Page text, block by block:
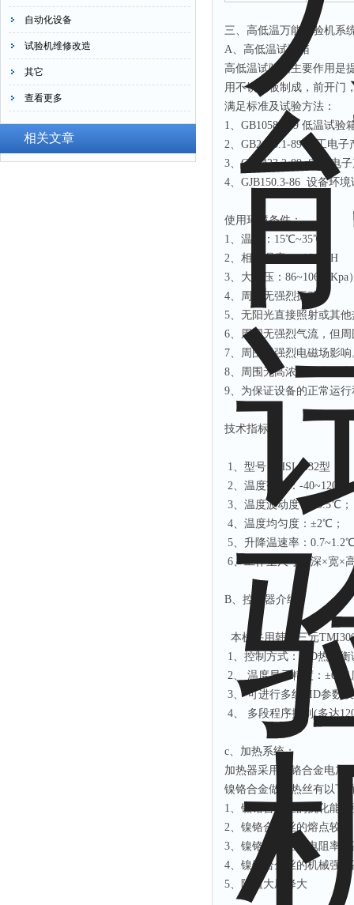
自动化设备
试验机维修改造
其它
查看更多
相关文章
三、高低温万能试验机系
A、高低温试验箱
高低温试验箱主要作用是
用不锈钢板制成，前开门
满足标准及试验方法：
1、GB10586-89 低温试验
2、GB2423.1-89 电工电
3、GB2423.2-89 电工电
4、GJB150.3-86 设备环
使用环境条件：
1、温度：15℃~35℃
2、相对湿度：≤85%RH
3、大气压：86~106（Kpa
4、周围无强烈振动。
5、无阳光直接照射或其
6、周围无强烈气流，但
7、周围无强烈电磁场影响
8、周围无高浓度粉尘及
9、为保证设备的正常运
技术指标：
1、型号：HSL-032型
2、温度范围：-
3、温度波动度：±0.5℃
4、温度均匀度：±2℃
5、升降温速率：
6、工作室尺寸（深×宽×
B、控制器介绍：
本机采用韩国三元
1、控制方式：PID热平衡
2、 温度显示精度：±0.01
3、 可进行多组PID参数
4、 多段程序控制(多达
c、加热系统：
加热器采用镍铬合金电加
镍铬合金做加热丝有以下
1、镍铬合金丝的抗化能力
2、镍铬合金丝的熔点较高
3、镍铬合金丝的电阻率较
4、镍铬合金丝的机械强度
5、阻值大压降大